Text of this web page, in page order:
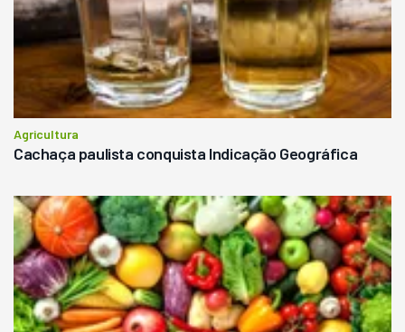
Agricultura
Cachaça paulista conquista Indicação Geográfica